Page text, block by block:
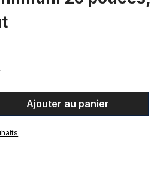
: Entrez la
Ajouter au panier